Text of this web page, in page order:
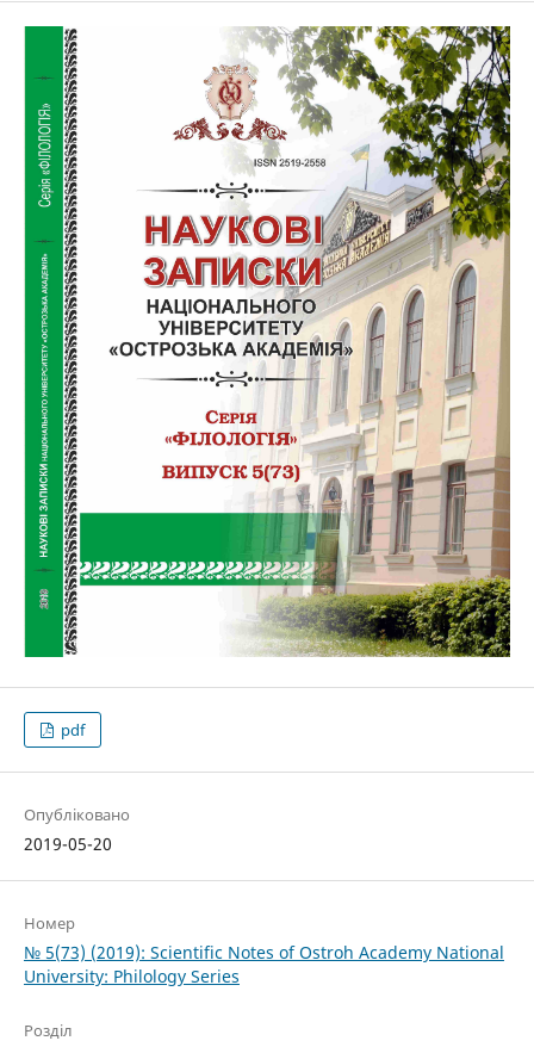
pdf
Опубліковано
2019-05-20
Номер
№ 5(73) (2019): Scientific Notes of Ostroh Academy National
University: Philology Series
Розділ